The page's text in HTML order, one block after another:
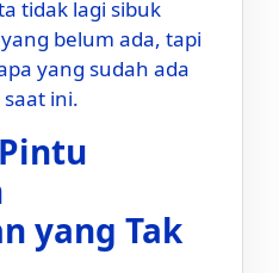
tidak lagi sibuk
belum ada, tapi
yang sudah ada
ini.
yang Tak